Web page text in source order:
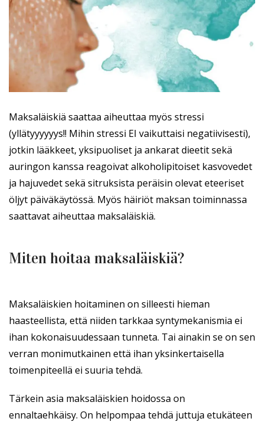
Maksaläiskiä saattaa aiheuttaa myös stressi
(yllätyyyyyys!! Mihin stressi EI vaikuttaisi negatiivisesti),
jotkin lääkkeet, yksipuoliset ja ankarat dieetit sekä
auringon kanssa reagoivat alkoholipitoiset kasvovedet
ja hajuvedet sekä sitruksista peräisin olevat eteeriset
öljyt päiväkäytössä. Myös häiriöt maksan toiminnassa
saattavat aiheuttaa maksaläiskiä.
Miten hoitaa maksaläiskiä?
Maksaläiskien hoitaminen on silleesti hieman
haasteellista, että niiden tarkkaa syntymekanismia ei
ihan kokonaisuudessaan tunneta. Tai ainakin se on sen
verran monimutkainen että ihan yksinkertaisella
toimenpiteellä ei suuria tehdä.
Tärkein asia maksaläiskien hoidossa on
ennaltaehkäisy. On helpompaa tehdä juttuja etukäteen